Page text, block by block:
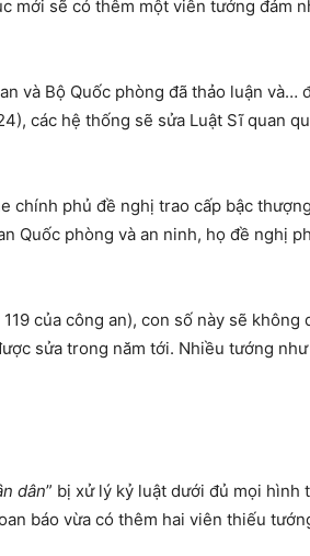
mới sẽ có thêm một viên tướng đảm
và Bộ Quốc phòng đã thảo luận và…
các hệ thống sẽ sửa Luật Sĩ quan
phủ đề nghị trao cấp bậc
Quốc phòng và an ninh, họ đề nghị
của công an), con số này sẽ không
sửa trong năm tới. Nhiều tướng
dân” bị xử lý kỷ luật dưới đủ mọi hình
báo vừa có thêm hai viên thiếu